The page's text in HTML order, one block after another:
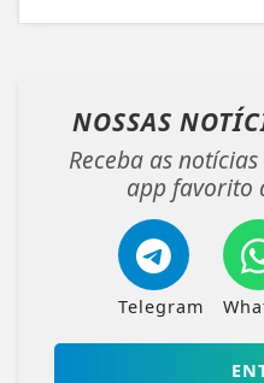
NOSSAS
Receba as
app favorito
Telegram